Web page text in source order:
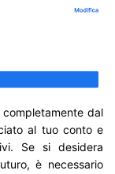
dal
al tuo conto e
Se si desidera
è necessario